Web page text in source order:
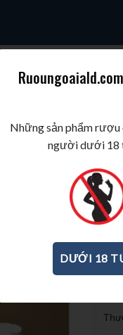
700ml
Những sản phẩm rượu
người dưới 18
DƯỚI 18